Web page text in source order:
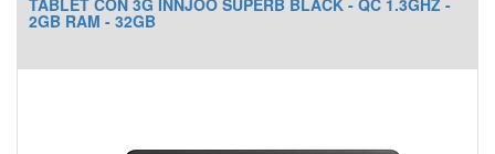
TABLET CON 3G INNJOO SUPERB BLACK - QC 1.3GHZ -
2GB RAM - 32GB